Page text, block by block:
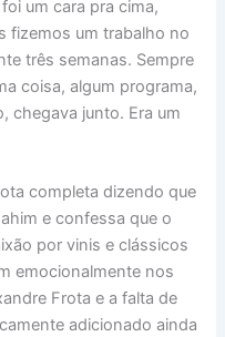
um cara pra cima,
fizemos um trabalho no
três semanas. Sempre
coisa, algum programa,
chegava junto. Era um
completa dizendo que
e confessa que o
por vinis e clássicos
emocionalmente nos
Frota e a falta de
adicionado ainda